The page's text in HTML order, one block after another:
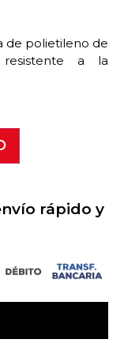
de polietileno de
resistente a la
rápido y